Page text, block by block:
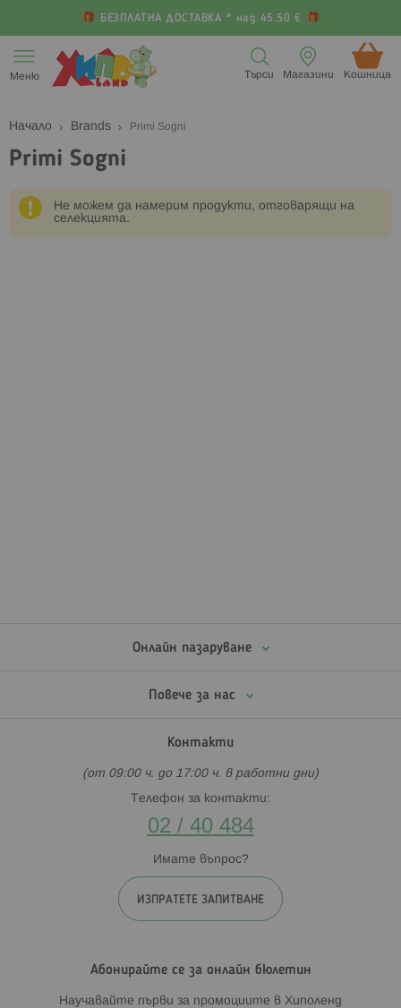
БЕЗПЛАТНА ДОСТАВКА * над 45.50 €
към
съдържанието
Меню Кошница (
Магазини
Търси
Начало Brands Primi Sogni
Primi Sogni
Не можем да намерим продукти, отговарящи на
селекцията.
Онлайн пазаруване
Повече за нас
Контакти
(от 09:00 ч. до 17:00 ч. в работни дни)
Телефон за контакти:
02 / 40 484
Имате въпрос?
ИЗПРАТЕТЕ ЗАПИТВАНЕ
Абонирайте се за онлайн бюлетин
Научавайте първи за промоциите в Хиполенд